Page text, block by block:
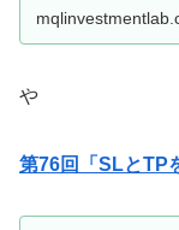
や
第76回「SLとTP